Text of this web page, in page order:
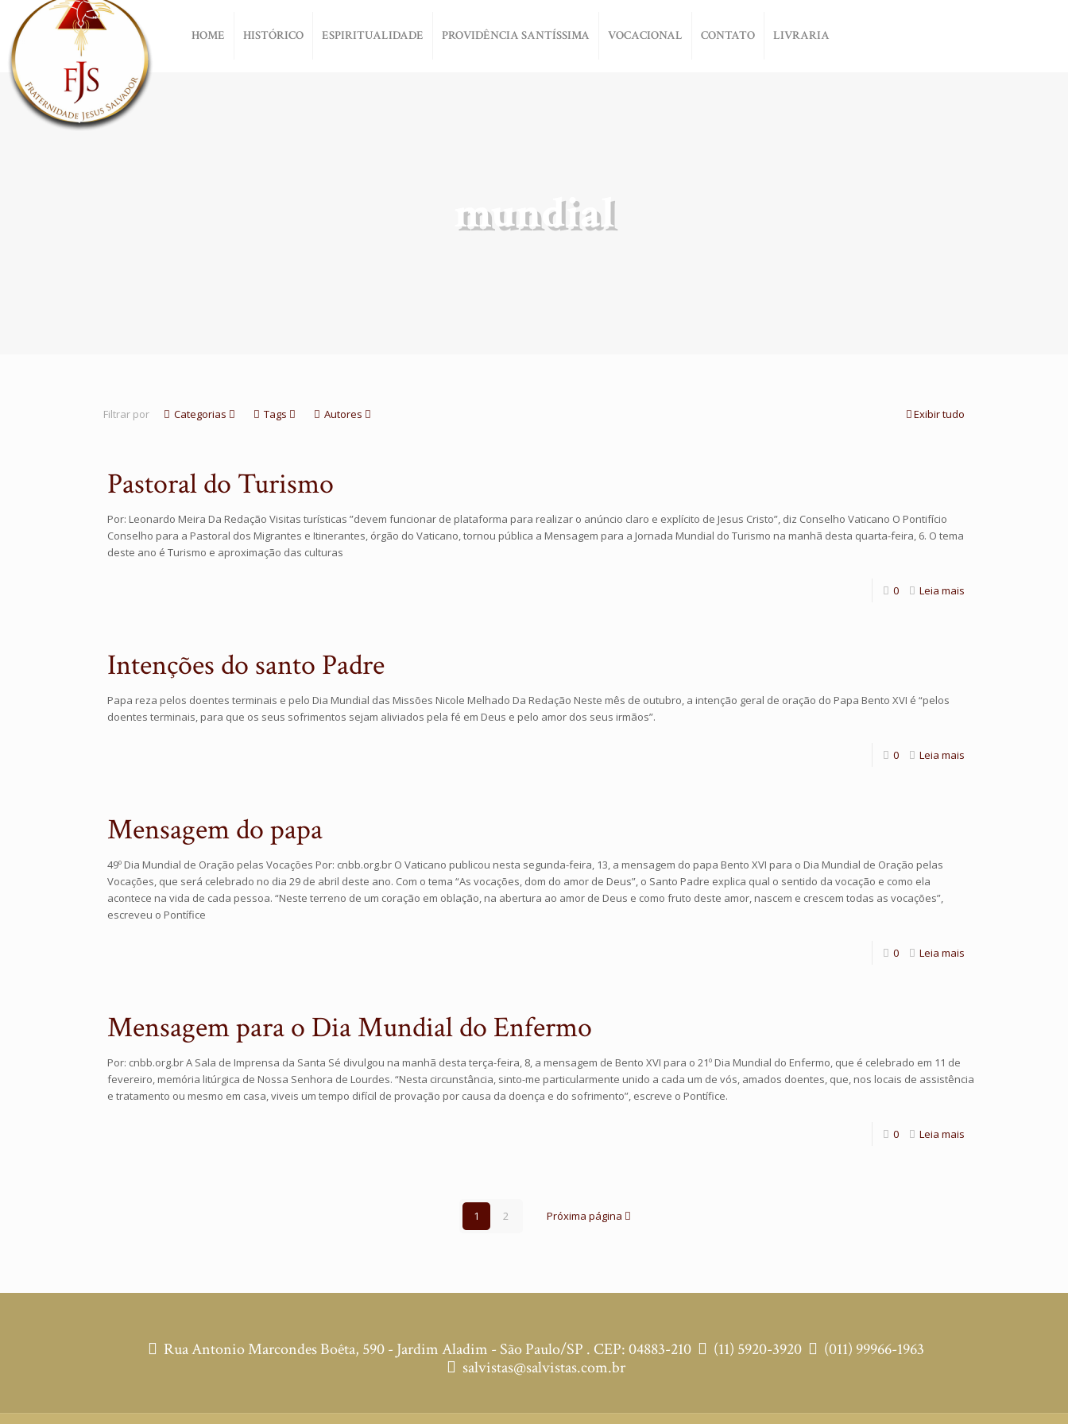
HOME HISTÓRICO ESPIRITUALIDADE PROVIDÊNCIA SANTÍSSIMA VOCACIONAL CONTATO LIVRARIA
mundial
Filtrar por Categorias Tags Autores Exibir tudo
Pastoral do Turismo
Por: Leonardo Meira Da Redação Visitas turísticas ”devem funcionar de plataforma para realizar o anúncio claro e explícito de Jesus Cristo”, diz Conselho Vaticano O Pontifício
Conselho para a Pastoral dos Migrantes e Itinerantes, órgão do Vaticano, tornou pública a Mensagem para a Jornada Mundial do Turismo na manhã desta quarta-feira, 6. O tema
deste ano é Turismo e aproximação das culturas
0 Leia mais
Intenções do santo Padre
Papa reza pelos doentes terminais e pelo Dia Mundial das Missões Nicole Melhado Da Redação Neste mês de outubro, a intenção geral de oração do Papa Bento XVI é “pelos
doentes terminais, para que os seus sofrimentos sejam aliviados pela fé em Deus e pelo amor dos seus irmãos”.
0 Leia mais
Mensagem do papa
49º Dia Mundial de Oração pelas Vocações Por: cnbb.org.br O Vaticano publicou nesta segunda-feira, 13, a mensagem do papa Bento XVI para o Dia Mundial de Oração pelas
Vocações, que será celebrado no dia 29 de abril deste ano. Com o tema “As vocações, dom do amor de Deus”, o Santo Padre explica qual o sentido da vocação e como ela
acontece na vida de cada pessoa. “Neste terreno de um coração em oblação, na abertura ao amor de Deus e como fruto deste amor, nascem e crescem todas as vocações”,
escreveu o Pontífice
0 Leia mais
Mensagem para o Dia Mundial do Enfermo
Por: cnbb.org.br A Sala de Imprensa da Santa Sé divulgou na manhã desta terça-feira, 8, a mensagem de Bento XVI para o 21º Dia Mundial do Enfermo, que é celebrado em 11 de
fevereiro, memória litúrgica de Nossa Senhora de Lourdes. “Nesta circunstância, sinto-me particularmente unido a cada um de vós, amados doentes, que, nos locais de assistência
e tratamento ou mesmo em casa, viveis um tempo difícil de provação por causa da doença e do sofrimento”, escreve o Pontífice.
0 Leia mais
1 2 Próxima página
Rua Antonio Marcondes Boêta, 590 - Jardim Aladim - São Paulo/SP . CEP: 04883-210 (11) 5920-3920
(011) 99966-1963
salvistas@salvistas.com.br